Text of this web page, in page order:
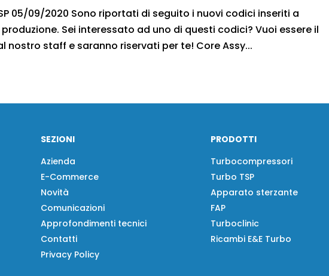
05/09/2020 Sono riportati di seguito i nuovi codici inseriti a
Sei interessato ad uno di questi codici? Vuoi essere il
nostro staff e saranno riservati per te! Core Assy...
SEZIONI
Azienda
E-Commerce
Novità
Comunicazioni
Approfondimenti tecnici
Contatti
Privacy Policy
PRODOTTI
Turbocompressori
Turbo TSP
Apparato sterzante
FAP
Turboclinic
Ricambi E&E Turbo